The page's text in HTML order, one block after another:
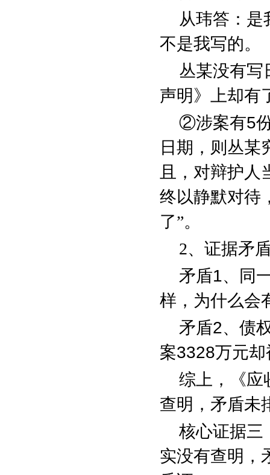
从玮答：是
不是我写的。
丛某没有写
声明》上却有
②涉案有5
日期，则丛某
且，对辩护人
终以静默对待
了”。
2、证据矛
矛盾1、同
样，为什么会
矛盾2、债
案3328万元
综上，《应
查明，矛盾未
核心证据三
实没有查明，